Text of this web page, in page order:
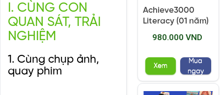
I. CÙNG CON
QUAN SÁT, TRẢI
NGHIỆM
1. Cùng chụp ảnh,
quay phim
Achieve3000
Literacy (01 năm)
980.000 VND
Xem
Mua
ngay